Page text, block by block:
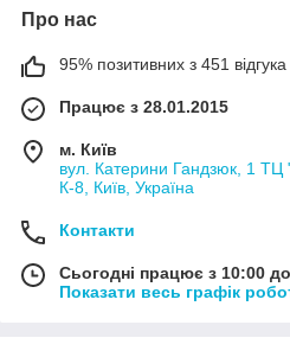
Про нас
95% позитивних з 451 відгука
Працює з 28.01.2015
м. Київ
вул. Катерини Гандзюк, 1
К-8, Київ, Україна
Контакти
Сьогодні працює з 10:00
Показати весь графік